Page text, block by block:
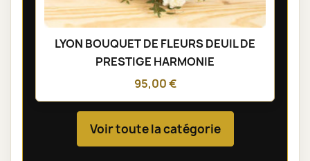
LYON BOUQUET DE FLEURS DEUIL DE
PRESTIGE HARMONIE
95,00 €
Voir toute la catégorie